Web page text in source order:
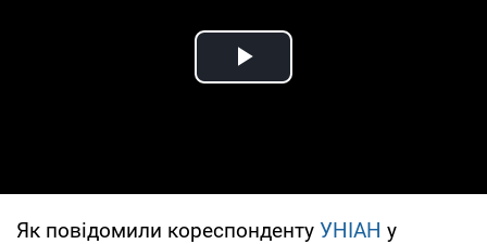
Play Video
Як повідомили кореспонденту УНІАН у